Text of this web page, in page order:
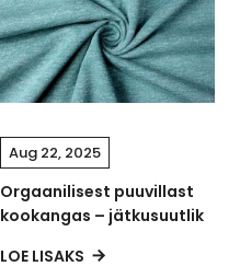
Aug 22, 2025
Orgaanilisest puuvillast
kookangas – jätkusuutlik
LOE LISAKS